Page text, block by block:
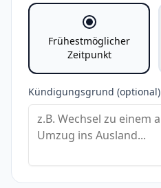
Frühestmöglicher
Zeitpunkt
Kündigungsgrund (optional)